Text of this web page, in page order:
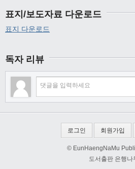
표지/보도자료 다운로드
표지 다운로드
독자 리뷰
로그인 회원가입
© EunHaengNaMu
도서출판 은행나